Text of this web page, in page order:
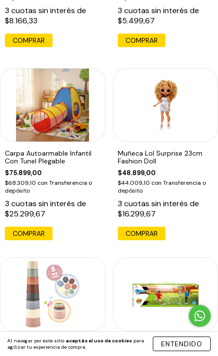
Al navegar por este sitio aceptás el uso de cookies para
agilizar tu experiencia de compra.
ENTENDIDO
3 cuotas sin interés de
$8.166,33
3 cuotas sin interés de
$5.499,67
Carpa Autoarmable Infantil
Con Tunel Plegable
$75.899,00
$68.309,10 con Transferencia o
depósito
3 cuotas sin interés de
$25.299,67
COMPRAR
Muñeca Lol Surprise 23cm
Fashion Doll
$48.899,00
$44.009,10 con Transferencia o
depósito
3 cuotas sin interés de
$16.299,67
COMPRAR
Torre De 8 Vasos Apilables
Didacticos De Colores
Set Arco De Futbol Y
Basquet 2en1 Con Pelotas